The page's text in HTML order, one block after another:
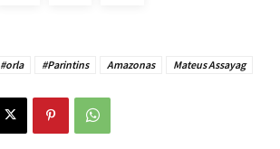
#orla #Parintins Amazonas Mateus Assayag